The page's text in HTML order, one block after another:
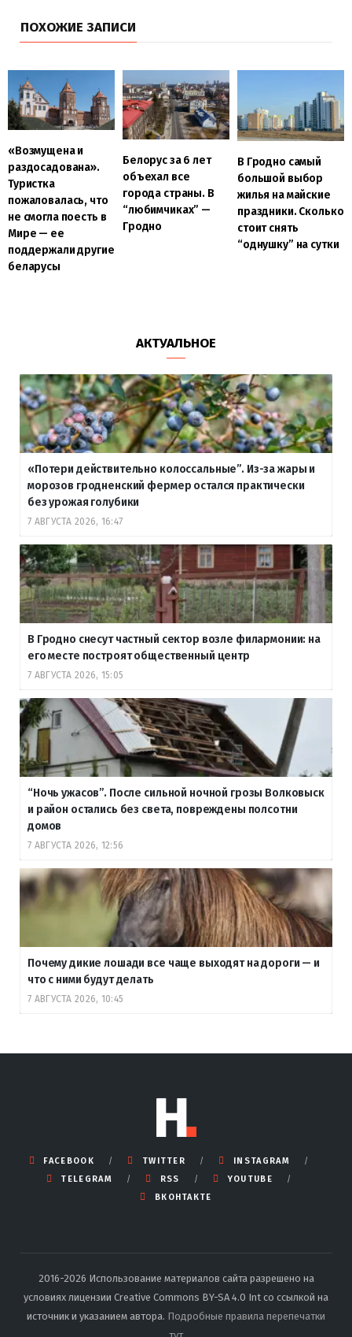
ПОХОЖИЕ ЗАПИСИ
«Возмущена и
раздосадована».
Туристка
пожаловалась, что
не смогла поесть в
Мире — ее
поддержали другие
беларусы
Белорус за 6 лет
объехал все
города страны. В
“любимчиках” —
Гродно
В Гродно самый
большой выбор
жилья на майские
праздники. Сколько
стоит снять
“однушку” на сутки
АКТУАЛЬНОЕ
«Потери действительно колоссальные”. Из-за жары и
морозов гродненский фермер остался практически
без урожая голубики
7 АВГУСТА 2026, 16:47
В Гродно снесут частный сектор возле филармонии: на
его месте построят общественный центр
7 АВГУСТА 2026, 15:05
“Ночь ужасов”. После сильной ночной грозы Волковыск
и район остались без света, повреждены полсотни
домов
7 АВГУСТА 2026, 12:56
Почему дикие лошади все чаще выходят на дороги — и
что с ними будут делать
7 АВГУСТА 2026, 10:45
FACEBOOK TWITTER
INSTAGRAM
TELEGRAM
RSS
YOUTUBE
ВКОНТАКТЕ
2016-2026 Использование материалов сайта разрешено на
условиях лицензии Creative Commons BY-SA 4.0 Int со ссылкой на
источник и указанием автора. Подробные правила перепечатки